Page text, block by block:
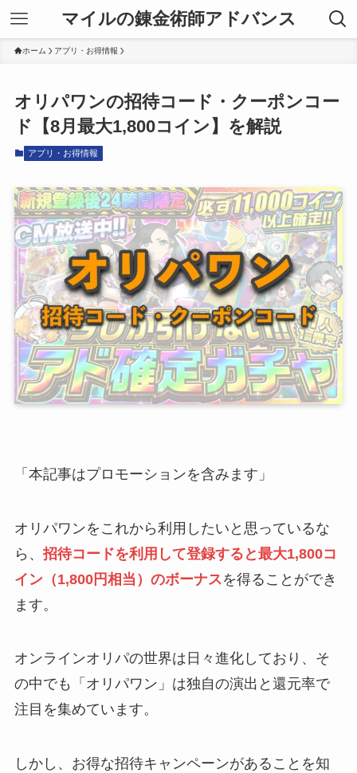
マイルの錬金術師アドバンス
ホーム アプリ・お得情報
オリパワンの招待コード・クーポンコー
ド【8月最大1,800コイン】を解説
アプリ・お得情報
「本記事はプロモーションを含みます」
オリパワンをこれから利用したいと思っているな
ら、 招待コードを利用して登録すると最大1,800コ
イン（1,800円相当）のボーナス を得ることができ
ます。
オンラインオリパの世界は日々進化しており、そ
の中でも「オリパワン」は独自の演出と還元率で
注目を集めています。
しかし、お得な招待キャンペーンがあることを知